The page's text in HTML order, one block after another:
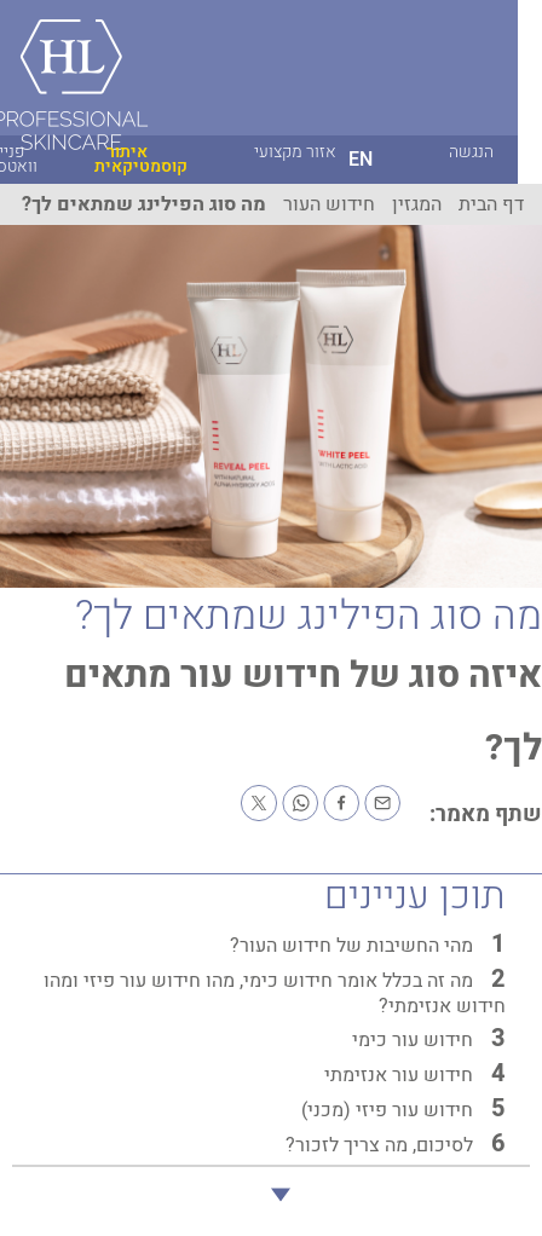
פניית
וואטסאפ
איתור
קוסמטיקאית
אזור מקצועי הנגשה
הבית המגזין חידוש העור מה סוג הפילינג שמתאים לך?
סוג הפילינג שמתאים לך?
סוג של חידוש עור מתאים
מאמר:
תוכן עניינים
מהי החשיבות של חידוש העור?
מה זה בכלל אומר חידוש כימי, מהו חידוש עור פיזי ומהו
חידוש אנזימתי?
חידוש עור כימי
חידוש עור אנזימתי
חידוש עור פיזי (מכני)
לסיכום, מה צריך לזכור?